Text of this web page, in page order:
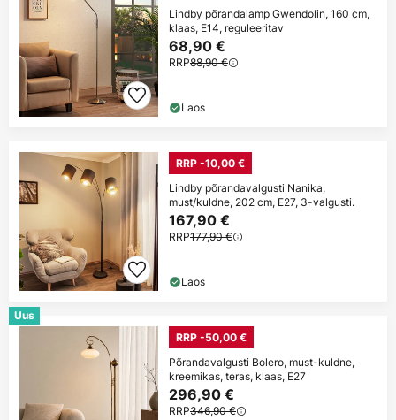
Lindby põrandalamp Gwendolin, 160 cm,
klaas, E14, reguleeritav
68,90 €
RRP88,90 €
Laos
RRP -10,00 €
Lindby põrandavalgusti Nanika,
must/kuldne, 202 cm, E27, 3-valgusti.
167,90 €
RRP177,90 €
Laos
Uus
RRP -50,00 €
Põrandavalgusti Bolero, must-kuldne,
kreemikas, teras, klaas, E27
296,90 €
RRP346,90 €